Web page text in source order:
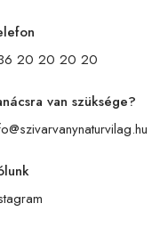
20 20 20 20
van szüksége?